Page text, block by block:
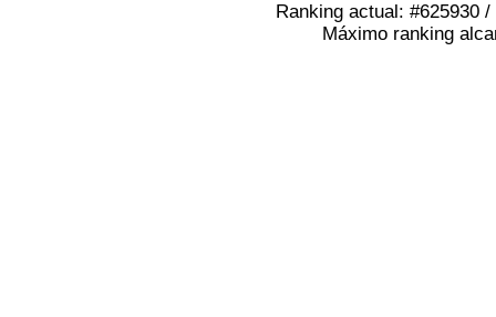
Ranking actual: #625930
Máximo ranking